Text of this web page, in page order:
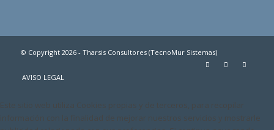
© Copyright 2026 - Tharsis Consultores (TecnoMur Sistemas)
AVISO LEGAL
Este sitio web utiliza Cookies propias y de terceros, para recopilar
información con la finalidad de mejorar nuestros servicios y mostrarle